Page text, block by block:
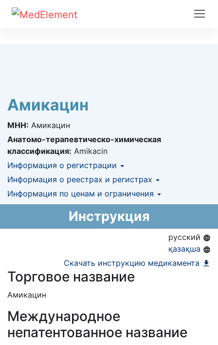
Амикацин
МНН: Амикацин
Анатомо-терапевтическо-химическая
классификация: Amikacin
Информация о регистрации
Номер регистрации в РК:№ РК-ЛС-5№009227
Информация о регистрации в РК:04.10.2021 -
04.10.2031
Информация о реестрах и регистрах
КНФ (ЛС включено в Казахстанский
национальный формуляр лекарственных
АЛО (Включено в Список бесплатного
амбулаторного лекарственного обеспечения)
ЕД (Включено в Список ЛС в рамках ГОБМП,
подлежащих закупу у Единого
Информация по ценам и ограничения
Инструкция
русский
қазақша
Скачать инструкцию медикамента
Торговое название
Амикацин
Международное
непатентованное название